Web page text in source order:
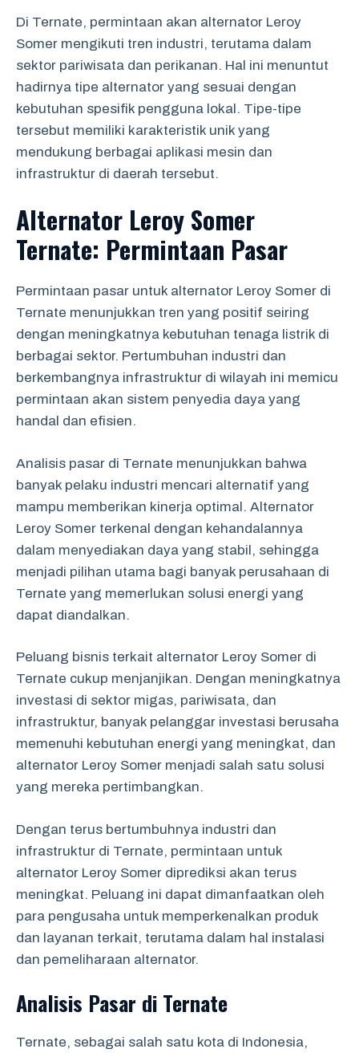
Di Ternate, permintaan akan alternator Leroy
Somer mengikuti tren industri, terutama dalam
sektor pariwisata dan perikanan. Hal ini menuntut
hadirnya tipe alternator yang sesuai dengan
kebutuhan spesifik pengguna lokal. Tipe-tipe
tersebut memiliki karakteristik unik yang
mendukung berbagai aplikasi mesin dan
infrastruktur di daerah tersebut.
Alternator Leroy Somer
Ternate: Permintaan Pasar
Permintaan pasar untuk alternator Leroy Somer di
Ternate menunjukkan tren yang positif seiring
dengan meningkatnya kebutuhan tenaga listrik di
berbagai sektor. Pertumbuhan industri dan
berkembangnya infrastruktur di wilayah ini memicu
permintaan akan sistem penyedia daya yang
handal dan efisien.
Analisis pasar di Ternate menunjukkan bahwa
banyak pelaku industri mencari alternatif yang
mampu memberikan kinerja optimal. Alternator
Leroy Somer terkenal dengan kehandalannya
dalam menyediakan daya yang stabil, sehingga
menjadi pilihan utama bagi banyak perusahaan di
Ternate yang memerlukan solusi energi yang
dapat diandalkan.
Peluang bisnis terkait alternator Leroy Somer di
Ternate cukup menjanjikan. Dengan meningkatnya
investasi di sektor migas, pariwisata, dan
infrastruktur, banyak pelanggar investasi berusaha
memenuhi kebutuhan energi yang meningkat, dan
alternator Leroy Somer menjadi salah satu solusi
yang mereka pertimbangkan.
Dengan terus bertumbuhnya industri dan
infrastruktur di Ternate, permintaan untuk
alternator Leroy Somer diprediksi akan terus
meningkat. Peluang ini dapat dimanfaatkan oleh
para pengusaha untuk memperkenalkan produk
dan layanan terkait, terutama dalam hal instalasi
dan pemeliharaan alternator.
Analisis Pasar di Ternate
Ternate, sebagai salah satu kota di Indonesia,